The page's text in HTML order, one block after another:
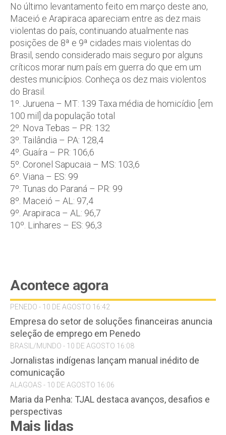
No último levantamento feito em março deste ano,
Maceió e Arapiraca apareciam entre as dez mais
violentas do país, continuando atualmente nas
posições de 8ª e 9ª cidades mais violentas do
Brasil, sendo considerado mais seguro por alguns
críticos morar num país em guerra do que em um
destes municípios. Conheça os dez mais violentos
do Brasil.
1º. Juruena – MT: 139 Taxa média de homicídio [em
100 mil] da população total
2º. Nova Tebas – PR: 132
3º. Tailândia – PA: 128,4
4º. Guaíra – PR: 106,6
5º. Coronel Sapucaia – MS: 103,6
6º. Viana – ES: 99
7º. Tunas do Paraná – PR: 99
8º. Maceió – AL: 97,4
9º. Arapiraca – AL: 96,7
10º. Linhares – ES: 96,3
Acontece agora
PENEDO - 10 DE AGOSTO 16:42
Empresa do setor de soluções financeiras anuncia
seleção de emprego em Penedo
BRASIL/MUNDO - 10 DE AGOSTO 16:08
Jornalistas indígenas lançam manual inédito de
comunicação
ALAGOAS - 10 DE AGOSTO 16:06
Maria da Penha: TJAL destaca avanços, desafios e
perspectivas
Mais lidas